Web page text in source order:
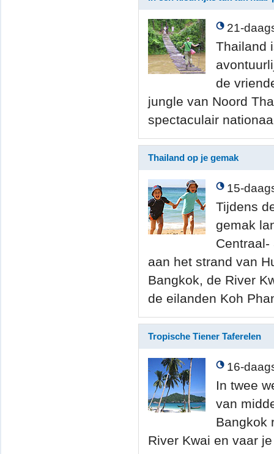
21-
Thailand
de
jungle van Noord
spectaculair
Thailand op je gemak
15-
Tijdens
gemak
aan het strand van
Bangkok, de River
de eilanden Koh
Tropische Tiener Taferelen
16-
In twee
van
Bangkok
River Kwai en vaar